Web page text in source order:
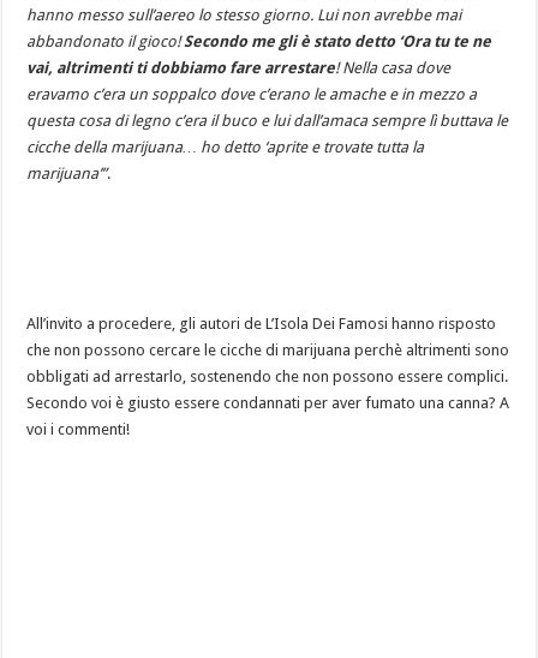
hanno messo sull’aereo lo stesso giorno. Lui non avrebbe mai
abbandonato il gioco!Secondo me gli è stato detto ‘Ora tu te ne
vai, altrimenti ti dobbiamo fare arrestare! Nella casa dove
eravamo c’era un soppalco dove c’erano le amache e in mezzo a
questa cosa di legno c’era il buco e lui dall’amaca sempre lì buttava le
cicche della marijuana… ho detto ‘aprite e trovate tutta la
marijuana’”.
All’invito a procedere, gli autori de L’Isola Dei Famosi hanno risposto
che non possono cercare le cicche di marijuana perchè altrimenti sono
obbligati ad arrestarlo, sostenendo che non possono essere complici.
Secondo voi è giusto essere condannati per aver fumato una canna? A
voi i commenti!